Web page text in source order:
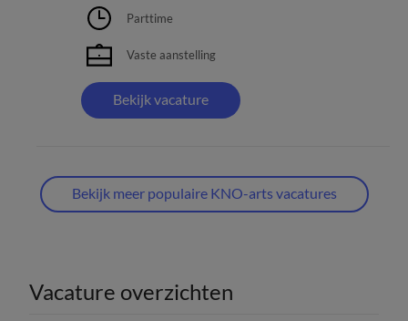
Parttime
Vaste aanstelling
Bekijk vacature
Bekijk meer populaire KNO-arts vacatures
Vacature overzichten